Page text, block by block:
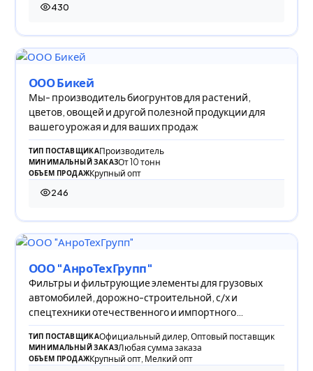
430
430 просмотров
ООО Бикей
Мы- производитель биогрунтов для растений,
цветов, овощей и другой полезной продукции для
вашего урожая и для ваших продаж
ТИП ПОСТАВЩИКАПроизводитель
МИНИМАЛЬНЫЙ ЗАКАЗОт 10 тонн
ОБЪЕМ ПРОДАЖКрупный опт
246
246 просмотров
ООО "АнроТехГрупп"
Фильтры и фильтрующие элементы для грузовых
автомобилей, дорожно-строительной, с/х и
спецтехники отечественного и импортного
производства.
ТИП ПОСТАВЩИКАОфициальный дилер, Оптовый поставщик
МИНИМАЛЬНЫЙ ЗАКАЗЛюбая сумма заказа
ОБЪЕМ ПРОДАЖКрупный опт, Мелкий опт